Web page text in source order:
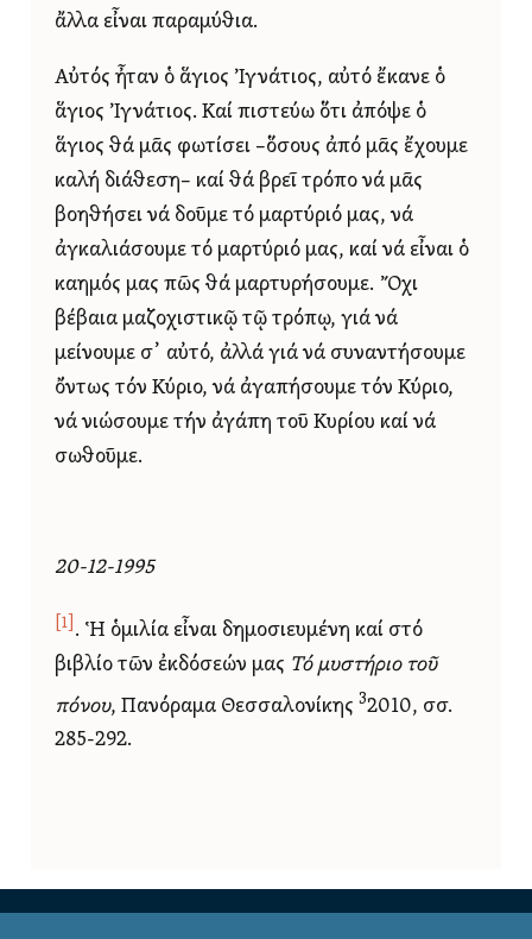
ἄλλα εἶναι παραμύθια.
Αὐτός ἦταν ὁ ἅγιος Ἰγνάτιος, αὐτό ἔκανε ὁ
ἅγιος Ἰγνάτιος. Καί πιστεύω ὅτι ἀπόψε ὁ
ἅγιος θά μᾶς φωτίσει –ὅσους ἀπό μᾶς ἔχουμε
καλή διάθεση– καί θά βρεῖ τρόπο νά μᾶς
βοηθήσει νά δοῦμε τό μαρτύριό μας, νά
ἀγκαλιάσουμε τό μαρτύριό μας, καί νά εἶναι ὁ
καημός μας πῶς θά μαρτυρήσουμε. Ὄχι
βέβαια μαζοχιστικῷ τῷ τρόπῳ, γιά νά
μείνουμε σ᾿ αὐτό, ἀλλά γιά νά συναντήσουμε
ὄντως τόν Κύριο, νά ἀγαπήσουμε τόν Κύριο,
νά νιώσουμε τήν ἀγάπη τοῦ Κυρίου καί νά
σωθοῦμε.
20-12-1995
[1] . Ἡ ὁμιλία εἶναι δημοσιευμένη καί στό
βιβλίο τῶν ἐκδόσεών μας Τό μυστήριο τοῦ
πόνου, Πανόραμα Θεσσαλονίκης 32010, σσ.
285-292.